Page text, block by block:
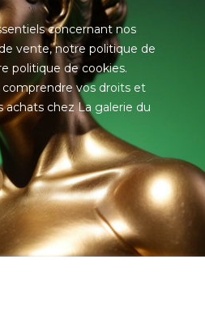
concernant nos
vente, notre politique de
politique de cookies.
vos droits et
achats chez La galerie du